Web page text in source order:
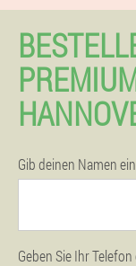
Gib deinen Namen ein
Geben Sie Ihr Telefon